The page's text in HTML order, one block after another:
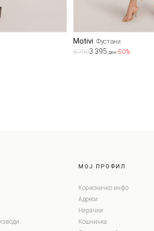
Motivi Фустани
6.7903.395 ден-50%
МОЈ ПРОФИЛ
Корисничко инфо
Адреси
Нарачки
Кошничка